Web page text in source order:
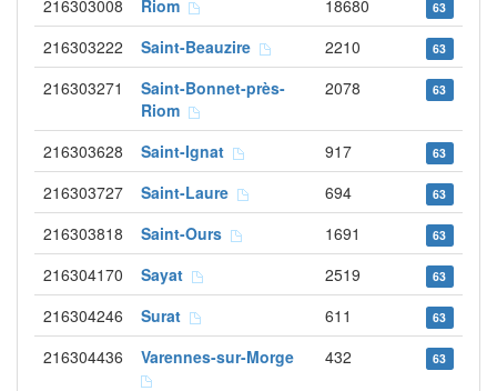
216303008 Riom 18680 63
216303222 Saint-Beauzire 2210 63
216303271
Saint-Bonnet-près-
Riom
2078 63
216303628 Saint-Ignat 917 63
216303727 Saint-Laure 694 63
216303818 Saint-Ours 1691 63
216304170 Sayat 2519 63
216304246 Surat 611 63
216304436 Varennes-sur-Morge 432 63